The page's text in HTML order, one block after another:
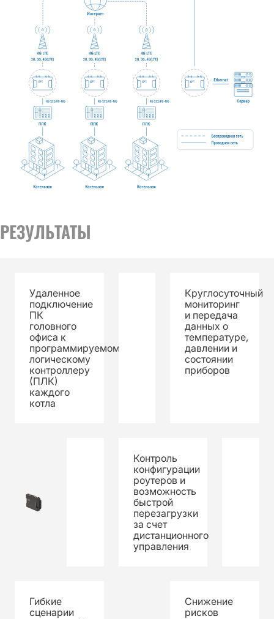
РЕЗУЛЬТАТЫ
Удаленное
подключение
ПК
головного
офиса к
программируемому
логическому
контроллеру
(ПЛК)
каждого
котла
Круглосуточный
мониторинг
и передача
данных о
температуре,
давлении и
состоянии
приборов
Контроль
конфигурации
роутеров и
возможность
быстрой
перезагрузки
за счет
дистанционного
управления
Гибкие
сценарии
Снижение
рисков